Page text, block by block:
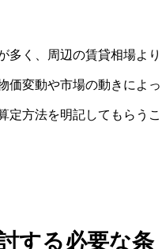
多く、周辺の賃貸相場より
価変動や市場の動きによっ
定方法を明記してもらうこ
する必要な条